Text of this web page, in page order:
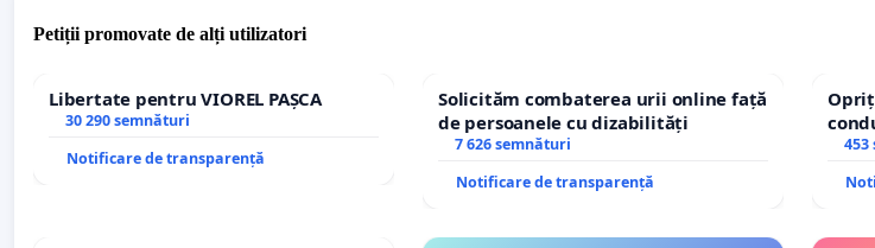
Petiții promovate de alți utilizatori
Libertate pentru VIOREL PAȘCA
30 290 semnături
Notificare de transparență
Solicităm combaterea urii online față
de persoanele cu dizabilități
7 626 semnături
Notificare de transparență
453